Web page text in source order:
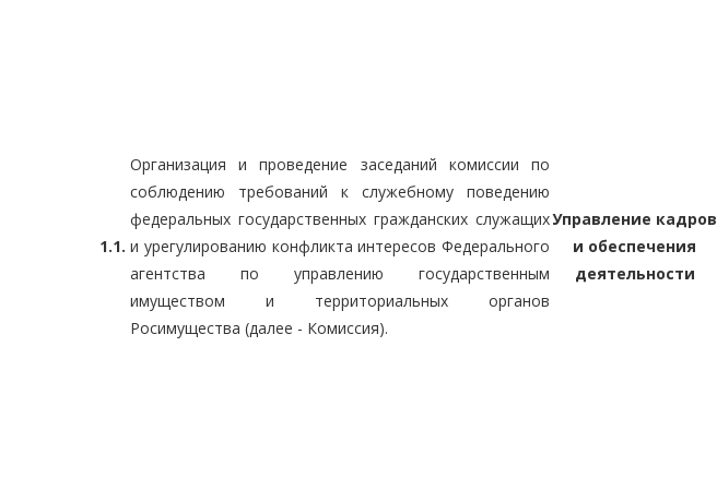
1.1.
Организация и проведение заседаний комиссии по
соблюдению требований к служебному поведению
федеральных государственных гражданских служащих
и урегулированию конфликта интересов Федерального
агентства по управлению государственным
имуществом и территориальных органов
Росимущества (далее - Комиссия).
Управление кадров
и обеспечения
деятельности